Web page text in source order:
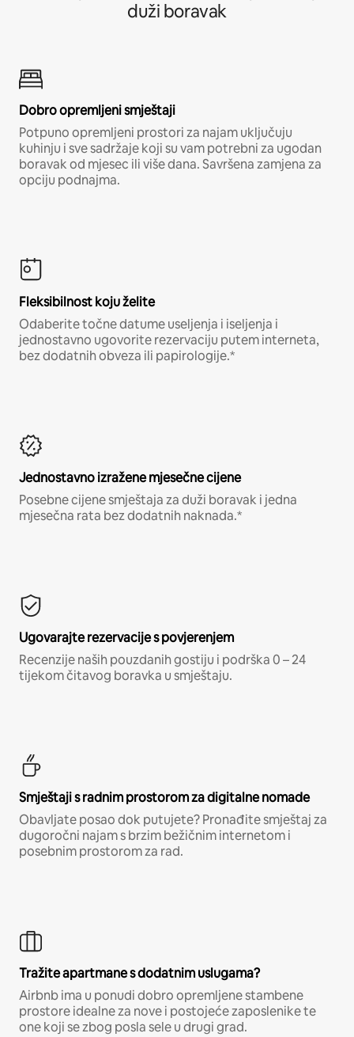
duži boravak
Dobro opremljeni smještaji
Potpuno opremljeni prostori za najam uključuju
kuhinju i sve sadržaje koji su vam potrebni za ugodan
boravak od mjesec ili više dana. Savršena zamjena za
opciju podnajma.
Fleksibilnost koju želite
Odaberite točne datume useljenja i iseljenja i
jednostavno ugovorite rezervaciju putem interneta,
bez dodatnih obveza ili papirologije.*
Jednostavno izražene mjesečne cijene
Posebne cijene smještaja za duži boravak i jedna
mjesečna rata bez dodatnih naknada.*
Ugovarajte rezervacije s povjerenjem
Recenzije naših pouzdanih gostiju i podrška 0 – 24
tijekom čitavog boravka u smještaju.
Smještaji s radnim prostorom za digitalne nomade
Obavljate posao dok putujete? Pronađite smještaj za
dugoročni najam s brzim bežičnim internetom i
posebnim prostorom za rad.
Tražite apartmane s dodatnim uslugama?
Airbnb ima u ponudi dobro opremljene stambene
prostore idealne za nove i postojeće zaposlenike te
one koji se zbog posla sele u drugi grad.